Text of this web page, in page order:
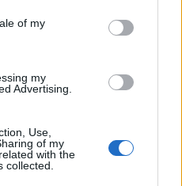
of my
my
Advertising.
Use,
of my
with the
collected.
COVID
σταδιακά
του χρόνου.
λόγω COVID-19 στα
του Υπ.